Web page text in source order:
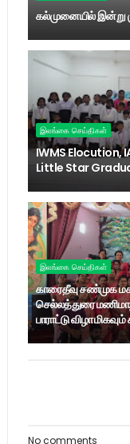
கல்முனையில் இன்று
இலங்கை செய்திகள்
IWMS Elocution,
Little Star
இலங்கை செய்திகள்
காரைதீவு சண்முக
செல்லத்துரை
பாராட்டு விழா
No comments